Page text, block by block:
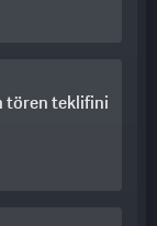
tören teklifini